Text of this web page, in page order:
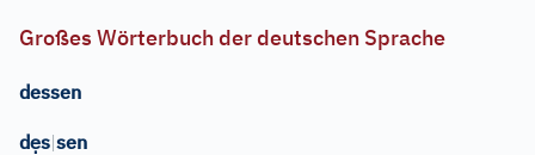
Großes Wörterbuch der deutschen Sprache
dessen
dẹs|sen